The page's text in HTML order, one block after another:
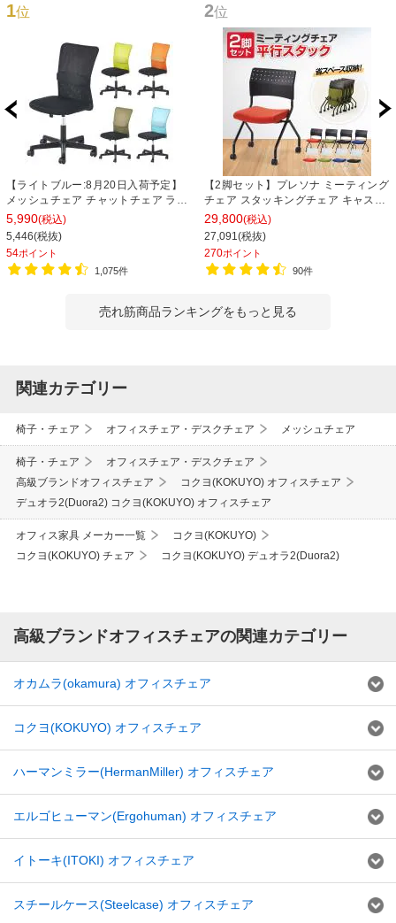
1位
【ライトブルー:8月20日入荷予定】
メッシュチェア チャットチェア ラン
バーサポート オフィスチェア デスク
チェア 会議椅子 幅580×奥行580×高
さ835-930mm
5,990(税込)
5,446(税抜)
54ポイント
1,075件
2位
【2脚セット】プレソナ ミーティング
チェア スタッキングチェア キャスタ
ー付き 座面クッション 幅570×奥行
565×高さ805mm 会議室 収納 法人
大人数 重ねる 会議用椅子 会議用チェ
ア
29,800(税込)
27,091(税抜)
270ポイント
90件
売れ筋商品ランキングをもっと見る
関連カテゴリー
椅子・チェア オフィスチェア・デスクチェア メッシュチェア
椅子・チェア
オフィスチェア・デスクチェア
高級ブランドオフィスチェア
コクヨ(KOKUYO) オフィスチェア
デュオラ2(Duora2) コクヨ(KOKUYO) オフィスチェア
オフィス家具 メーカー一覧
コクヨ(KOKUYO)
コクヨ(KOKUYO) チェア
コクヨ(KOKUYO) デュオラ2(Duora2)
高級ブランドオフィスチェアの関連カテゴリー
オカムラ(okamura) オフィスチェア
コクヨ(KOKUYO) オフィスチェア
ハーマンミラー(HermanMiller) オフィスチェア
エルゴヒューマン(Ergohuman) オフィスチェア
イトーキ(ITOKI) オフィスチェア
スチールケース(Steelcase) オフィスチェア